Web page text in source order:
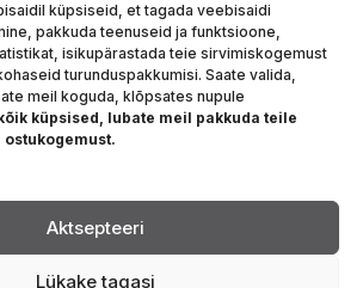
küpsiseid, et tagada veebisaidi
pakkuda teenuseid ja funktsioone,
isikupärastada teie sirvimiskogemust
turunduspakkumisi. Saate valida,
meil koguda, klõpsates nupule
küpsised, lubate meil pakkuda teile
Aktsepteeri
Lükake tagasi